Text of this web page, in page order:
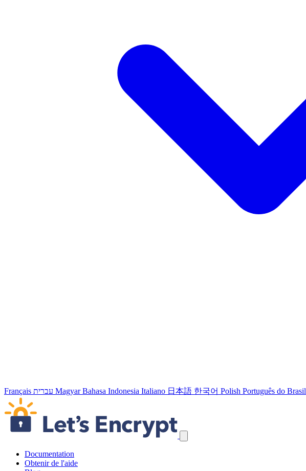
Français עברית Magyar Bahasa Indonesia Italiano 日本語 한국어 Polish Português do Brasil
Passer les liens de navigation
Documentation
Obtenir de l'aide